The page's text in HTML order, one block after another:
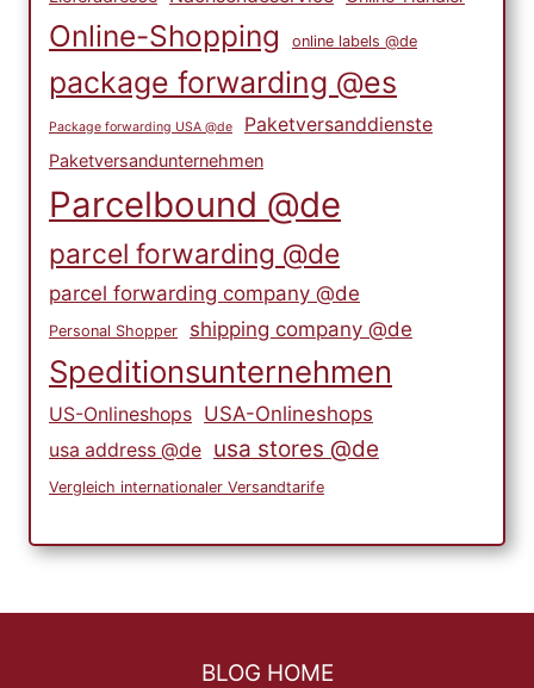
Online-Shopping online labels @de
package forwarding @es
Package forwarding USA @de Paketversanddienste
Paketversandunternehmen
Parcelbound @de
parcel forwarding @de
parcel forwarding company @de
Personal Shopper shipping company @de
Speditionsunternehmen
US-Onlineshops USA-Onlineshops
usa address @de usa stores @de
Vergleich internationaler Versandtarife
BLOG HOME